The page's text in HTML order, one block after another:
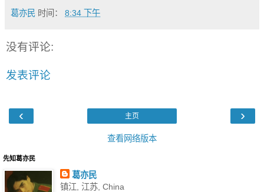
葛亦民 时间： 8:34 下午
没有评论:
发表评论
‹ ›
主页
查看网络版本
先知葛亦民
葛亦民
镇江, 江苏, China